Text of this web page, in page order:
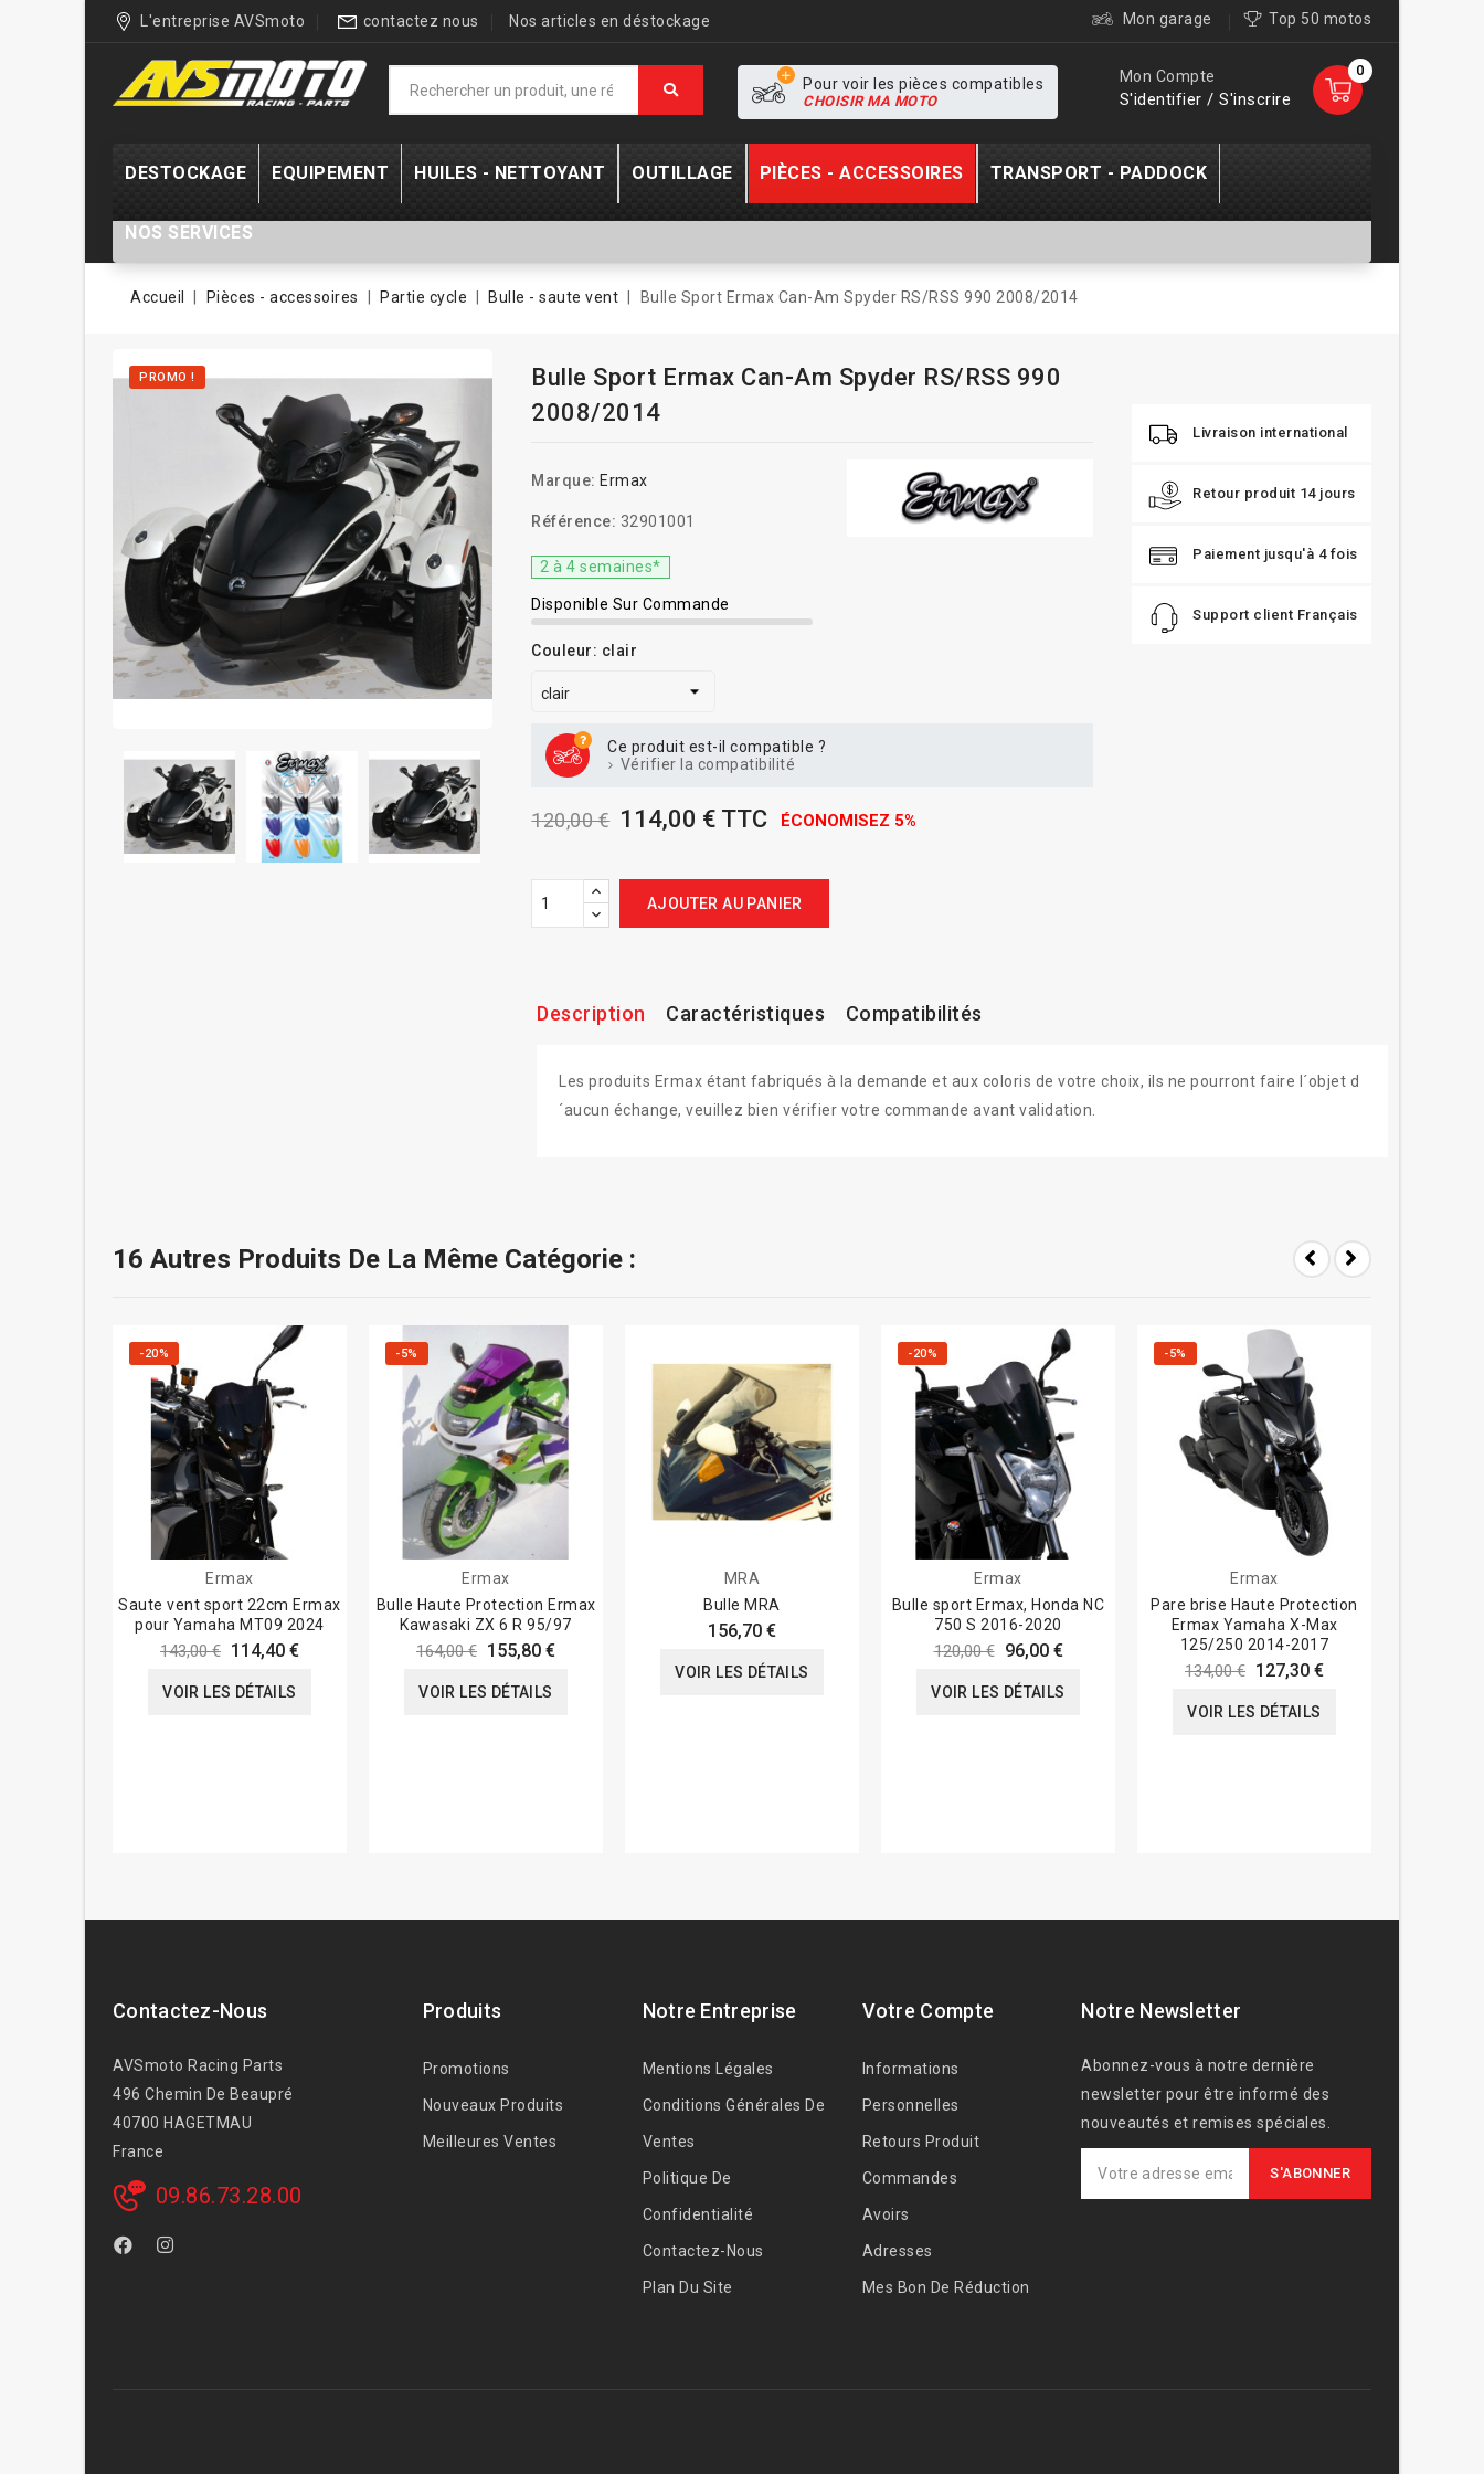
L'entreprise AVSmoto contactez nous Nos articles en déstockage Mon garage Top 50 motos
0
Mon Compte
S'identifier / S'inscrire
Pour voir les pièces compatibles
CHOISIR MA MOTO
DESTOCKAGE EQUIPEMENT HUILES - NETTOYANT OUTILLAGE PIÈCES - ACCESSOIRES TRANSPORT - PADDOCK
NOS SERVICES
Accueil Pièces - accessoires Partie cycle Bulle - saute vent Bulle Sport Ermax Can-Am Spyder RS/RSS 990 2008/2014
PROMO !
Bulle Sport Ermax Can-Am Spyder RS/RSS 990
2008/2014
Marque: Ermax
Référence: 32901001
2 à 4 semaines*
Disponible Sur Commande
Couleur: clair
Ce produit est-il compatible ?
Vérifier la compatibilité
120,00 € 114,00 € TTC ÉCONOMISEZ 5%
AJOUTER AU PANIER
Livraison international
Retour produit 14 jours
Paiement jusqu'à 4 fois
Support client Français
Description Caractéristiques Compatibilités
Les produits Ermax étant fabriqués à la demande et aux coloris de votre choix, ils ne pourront faire l´objet d
´aucun échange, veuillez bien vérifier votre commande avant validation.
16 Autres Produits De La Même Catégorie :
-20%
Ermax
Saute vent sport 22cm Ermax
pour Yamaha MT09 2024
143,00 € 114,40 €
VOIR LES DÉTAILS
-5%
Ermax
Bulle Haute Protection Ermax
Kawasaki ZX 6 R 95/97
164,00 € 155,80 €
VOIR LES DÉTAILS
MRA
Bulle MRA
156,70 €
VOIR LES DÉTAILS
-20%
Ermax
Bulle sport Ermax, Honda NC
750 S 2016-2020
120,00 € 96,00 €
VOIR LES DÉTAILS
-5%
Ermax
Pare brise Haute Protection
Ermax Yamaha X-Max
125/250 2014-2017
134,00 € 127,30 €
VOIR LES DÉTAILS
Contactez-Nous
AVSmoto Racing Parts
496 Chemin De Beaupré
40700 HAGETMAU
France
09.86.73.28.00
Produits
Promotions
Nouveaux Produits
Meilleures Ventes
Notre Entreprise
Mentions Légales
Conditions Générales De
Ventes
Politique De
Confidentialité
Contactez-Nous
Plan Du Site
Votre Compte
Informations
Personnelles
Retours Produit
Commandes
Avoirs
Adresses
Mes Bon De Réduction
Notre Newsletter
Abonnez-vous à notre dernière
newsletter pour être informé des
nouveautés et remises spéciales.